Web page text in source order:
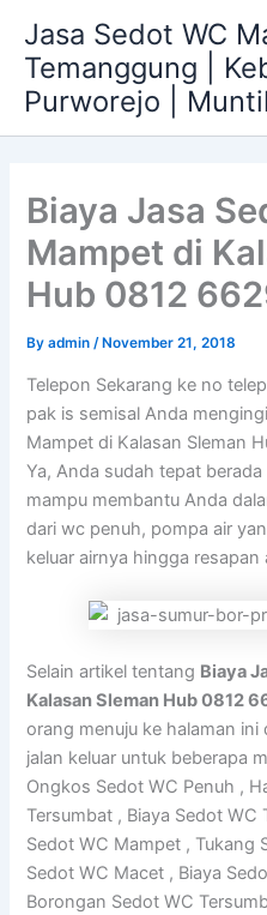
content
Jasa Sedot WC
Temanggung |
Purworejo |
Biaya Jasa
Mampet di
Hub 0812
Byadmin/ November 21, 2018
Telepon Sekarang ke no
pak is semisal Anda
Mampet di Kalasan Sleman
Ya, Anda sudah tepat
mampu membantu Anda
dari wc penuh, pompa air
keluar airnya hingga resapan
Selain artikel tentang Biaya
Kalasan Sleman Hub 0812
orang menuju ke halaman
jalan keluar untuk beberapa
Ongkos Sedot WC Penuh ,
Tersumbat , Biaya Sedot WC
Sedot WC Mampet , Tukang
Sedot WC Macet , Biaya
Borongan Sedot WC